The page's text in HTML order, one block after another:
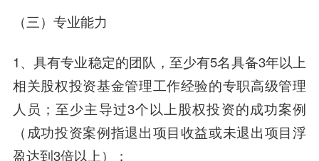
（三）专业能力
1、具有专业稳定的团队，至少有5名具备3年以上
相关股权投资基金管理工作经验的专职高级管理
人员；至少主导过3个以上股权投资的成功案例
（成功投资案例指退出项目收益或未退出项目浮
盈达到3倍以上）；